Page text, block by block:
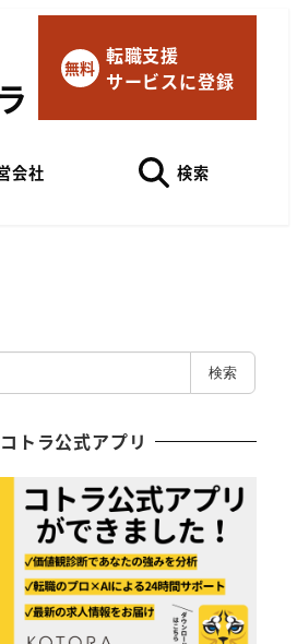
マイページにログイン
無料 転職支援
サービスに登録
会社 検索
検索
コトラ公式アプリ